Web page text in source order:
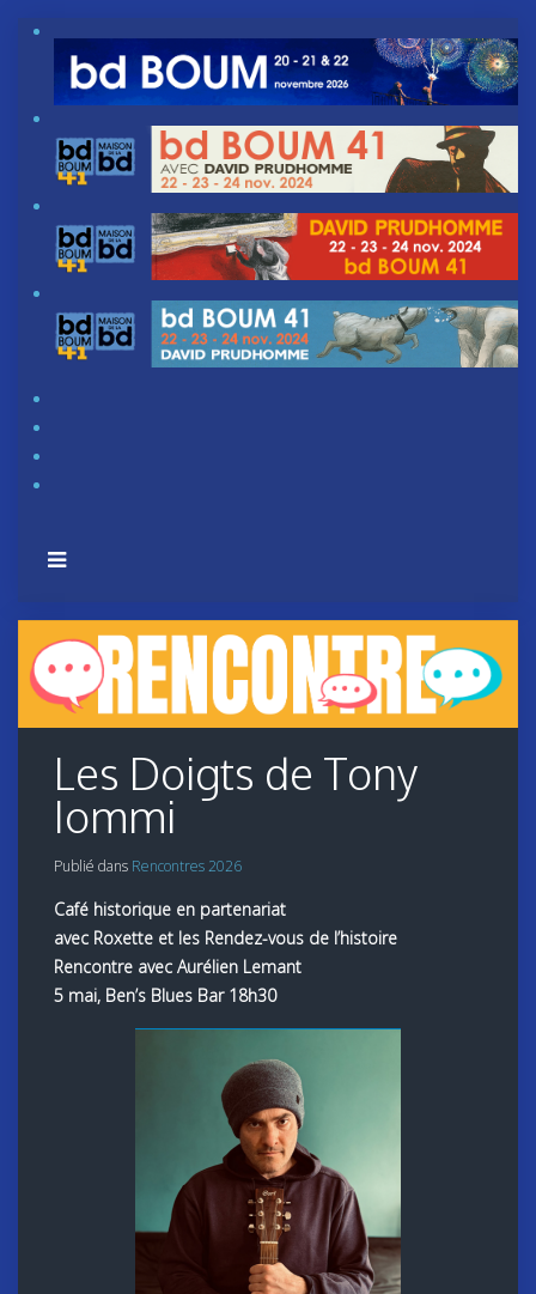
Les Doigts de Tony
Iommi
Publié dans Rencontres 2026
Café historique en partenariat
avec Roxette et les Rendez-vous de l’histoire
Rencontre avec Aurélien Lemant
5 mai, Ben’s Blues Bar 18h30